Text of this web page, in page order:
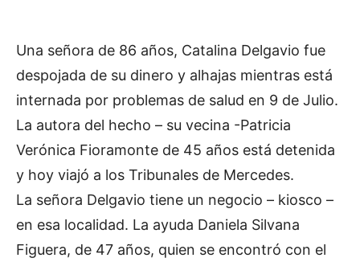
Una señora de 86 años, Catalina Delgavio fue
despojada de su dinero y alhajas mientras está
internada por problemas de salud en 9 de Julio.
La autora del hecho – su vecina -Patricia
Verónica Fioramonte de 45 años está detenida
y hoy viajó a los Tribunales de Mercedes.
La señora Delgavio tiene un negocio – kiosco –
en esa localidad. La ayuda Daniela Silvana
Figuera, de 47 años, quien se encontró con el